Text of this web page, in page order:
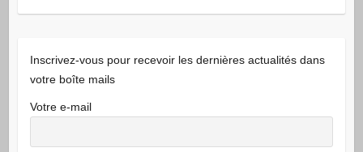
Inscrivez-vous pour recevoir les dernières actualités dans
votre boîte mails
Votre e-mail